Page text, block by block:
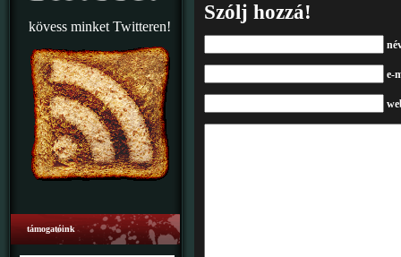
kövess minket Twitteren!
támogatóink
Szólj hozzá!
e-